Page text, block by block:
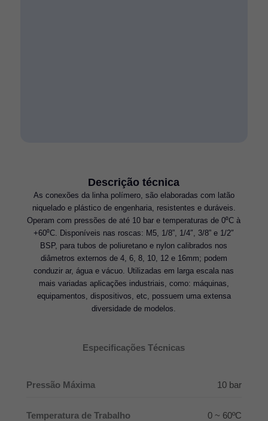
Descrição técnica
As conexões da linha polímero, são elaboradas com latão
niquelado e plástico de engenharia, resistentes e duráveis.
Operam com pressões de até 10 bar e temperaturas de 0⁰C à
+60⁰C. Disponíveis nas roscas: M5, 1/8”, 1/4″, 3/8” e 1/2″
BSP, para tubos de poliuretano e nylon calibrados nos
diâmetros externos de 4, 6, 8, 10, 12 e 16mm; podem
conduzir ar, água e vácuo. Utilizadas em larga escala nas
mais variadas aplicações industriais, como: máquinas,
equipamentos, dispositivos, etc, possuem uma extensa
diversidade de modelos.
Especificações Técnicas
Pressão Máxima 10 bar
Temperatura de Trabalho 0 ~ 60ºC